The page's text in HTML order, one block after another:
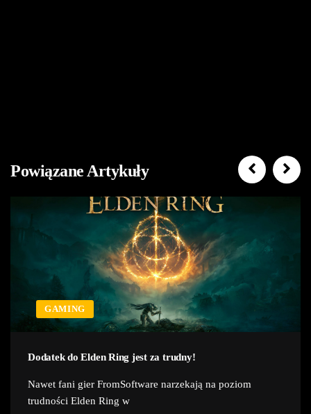
Powiązane Artykuły
GAMING
Dodatek do Elden Ring jest za trudny!
Nawet fani gier FromSoftware narzekają na poziom
trudności Elden Ring w